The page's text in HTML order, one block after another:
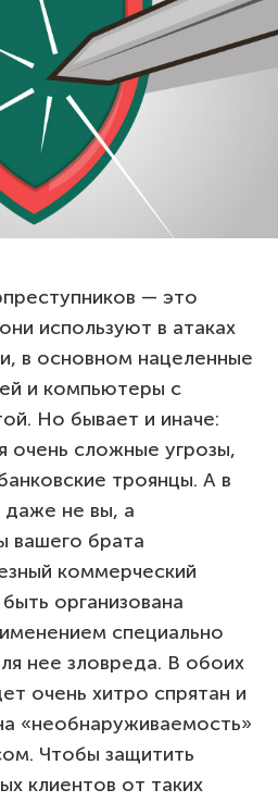
— это
используют в атаках
в основном нацеленные
и компьютеры с
Но бывает и иначе:
очень сложные угрозы,
троянцы. А в
даже не вы, а
вашего брата
коммерческий
организована
специально
нее зловреда. В обоих
очень хитро спрятан и
«необнаруживаемость»
Чтобы защитить
клиентов от таких